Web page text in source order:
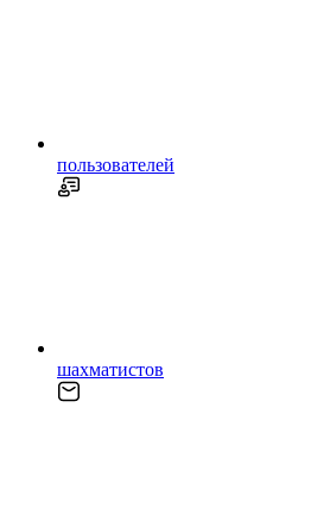
пользователей
шахматистов